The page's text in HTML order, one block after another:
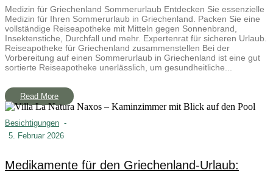
Medizin für Griechenland Sommerurlaub Entdecken Sie essenzielle
Medizin für Ihren Sommerurlaub in Griechenland. Packen Sie eine
vollständige Reiseapotheke mit Mitteln gegen Sonnenbrand,
Insektenstiche, Durchfall und mehr. Expertenrat für sicheren Urlaub.
Reiseapotheke für Griechenland zusammenstellen Bei der
Vorbereitung auf einen Sommerurlaub in Griechenland ist eine gut
sortierte Reiseapotheke unerlässlich, um gesundheitliche...
Read More
Besichtigungen -
5. Februar 2026
Medikamente für den Griechenland-Urlaub: